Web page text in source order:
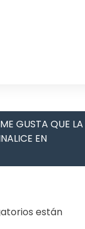
GUSTA QUE LA
EN
están